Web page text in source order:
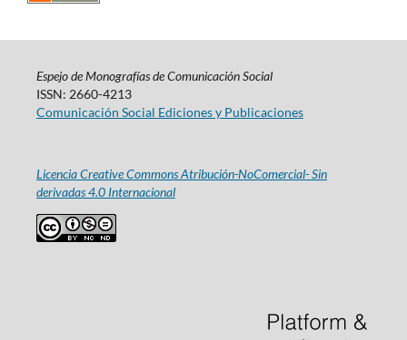
Espejo de Monografías de Comunicación Social
ISSN: 2660-4213
Comunicación Social Ediciones y Publicaciones
Licencia Creative Commons Atribución-NoComercial- Sin
derivadas 4.0 Internacional